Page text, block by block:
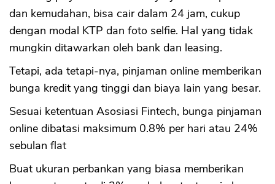
dan kemudahan, bisa cair dalam 24 jam, cukup
dengan modal KTP dan foto selfie. Hal yang tidak
mungkin ditawarkan oleh bank dan leasing.
Tetapi, ada tetapi-nya, pinjaman online memberikan
bunga kredit yang tinggi dan biaya lain yang besar.
Sesuai ketentuan Asosiasi Fintech, bunga pinjaman
online dibatasi maksimum 0.8% per hari atau 24%
sebulan flat
Buat ukuran perbankan yang biasa memberikan